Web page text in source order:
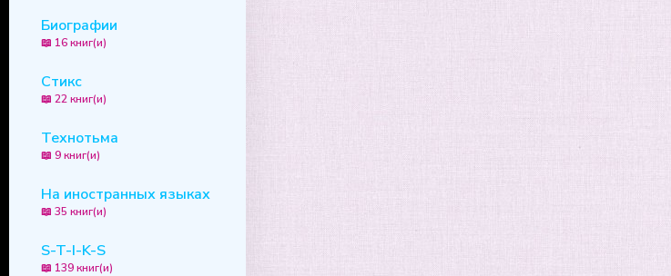
Биографии
📖 16 книг(и)
Стикс
📖 22 книг(и)
Технотьма
📖 9 книг(и)
На иностранных языках
📖 35 книг(и)
S-T-I-K-S
📖 139 книг(и)